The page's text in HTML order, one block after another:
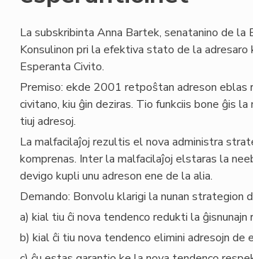
La subskribinta Anna Bartek, senatanino de la
Konsulinon pri la efektiva stato de la
Esperanta Civito.
Premiso: ekde 2001 retpoŝtan adreson eblas
civitano, kiu ĝin deziras. Tio funkciis bone ĝis
tiuj adresoj.
La malfacilaĵoj rezultis el nova administra
komprenas. Inter la malfacilaĵoj elstaras la
devigo kupli unu adreson ene de la alia.
Demando: Bonvolu klarigi la nunan strategion
a) kial tiu ĉi nova tendenco redukti la ĝisnunajn
b) kial ĉi tiu nova tendenco elimini adresojn de